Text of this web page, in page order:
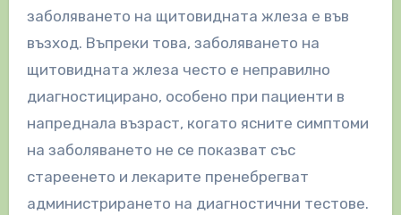
заболяването на щитовидната жлеза е във
възход. Въпреки това, заболяването на
щитовидната жлеза често е неправилно
диагностицирано, особено при пациенти в
напреднала възраст, когато ясните симптоми
на заболяването не се показват със
стареенето и лекарите пренебрегват
администрирането на диагностични тестове.